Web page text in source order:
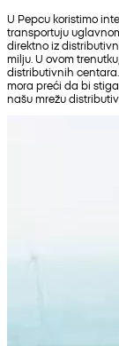
U Pepcu koristimo
transportuju
direktno iz
milju. U ovom
distributivnih
mora preći da bi
našu mrežu